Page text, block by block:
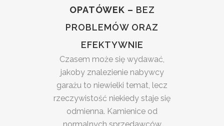
OPATÓWEK – BEZ
PROBLEMÓW ORAZ
EFEKTYWNIE
Czasem może się wydawać,
jakoby znalezienie nabywcy
garażu to niewielki temat, lecz
rzeczywistość niekiedy staje się
odmienna. Kamienice od